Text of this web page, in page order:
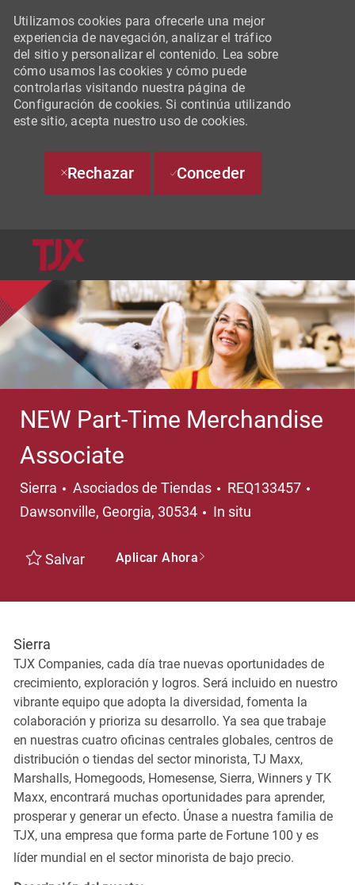
Utilizamos cookies para ofrecerle una mejor
experiencia de navegación, analizar el tráfico
del sitio y personalizar el contenido. Lea sobre
cómo usamos las cookies y cómo puede
controlarlas visitando nuestra página de
Configuración de cookies. Si continúa utilizando
este sitio, acepta nuestro uso de cookies.
Rechazar Conceder
NEW Part-Time Merchandise
Associate
Sierra Categoría
Asociados de Tiendas REQ133457
Dawsonville, Georgia, 30534
In situ
Salvar Aplicar Ahora
Sierra
TJX Companies, cada día trae nuevas oportunidades de
crecimiento, exploración y logros. Será incluido en nuestro
vibrante equipo que adopta la diversidad, fomenta la
colaboración y prioriza su desarrollo. Ya sea que trabaje
en nuestras cuatro oficinas centrales globales, centros de
distribución o tiendas del sector minorista, TJ Maxx,
Marshalls, Homegoods, Homesense, Sierra, Winners y TK
Maxx, encontrará muchas oportunidades para aprender,
prosperar y generar un efecto. Únase a nuestra familia de
TJX, una empresa que forma parte de Fortune 100 y es
líder mundial en el sector minorista de bajo precio.